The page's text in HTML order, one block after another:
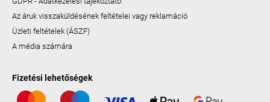
Az áruk visszaküldésének feltételei vagy reklamáció
Üzleti feltételek (ÁSZF)
A média számára
Fizetési lehetőségek